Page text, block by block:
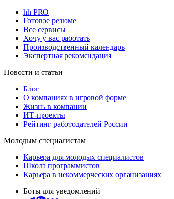
hh PRO
Готовое резюме
Все сервисы
Хочу у вас работать
Производственный календарь
Экспертная рекомендация
Новости и статьи
Блог
О компаниях в игровой форме
Жизнь в компании
ИТ-проекты
Рейтинг работодателей России
Молодым специалистам
Карьера для молодых специалистов
Школа программистов
Карьера в некоммерческих организациях
Боты для уведомлений